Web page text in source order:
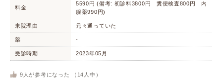
料金
5590円 (備考: 初診料3800円 糞便検査800円 内
服薬990円)
来院理由 元々通っていた
薬 -
受診時期 2023年05月
9 人が参考になった （ 14 人中）